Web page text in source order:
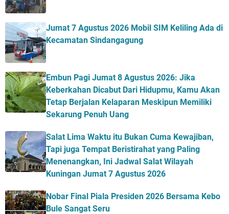
Jumat 7 Agustus 2026 Mobil SIM Keliling Ada di
Kecamatan Sindangagung
Embun Pagi Jumat 8 Agustus 2026: Jika
Keberkahan Dicabut Dari Hidupmu, Kamu Akan
Tetap Berjalan Kelaparan Meskipun Memiliki
Sekarung Penuh Uang
Salat Lima Waktu itu Bukan Cuma Kewajiban,
Tapi juga Tempat Beristirahat yang Paling
Menenangkan, Ini Jadwal Salat Wilayah
Kuningan Jumat 7 Agustus 2026
Nobar Final Piala Presiden 2026 Bersama Kebo
Bule Sangat Seru